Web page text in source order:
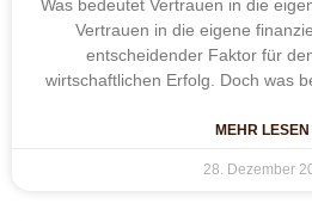
Was bedeutet Vertrauen in die
Vertrauen in die eigene
entscheidender Faktor für
wirtschaftlichen Erfolg. Doch was
MEHR LESEN
28. Dezember